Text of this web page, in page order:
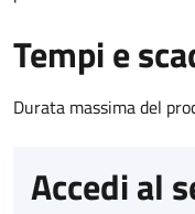
Tempi e
Durata massima del
Accedi al